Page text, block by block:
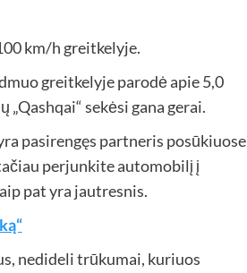
km/h greitkelyje.
greitkelyje parodė apie 5,0
sekėsi gana gerai.
pasirengęs partneris posūkiuose
perjunkite automobilį į
pat yra jautresnis.
nedideli trūkumai, kuriuos